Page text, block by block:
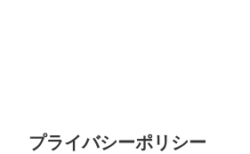
プライバシーポリシー